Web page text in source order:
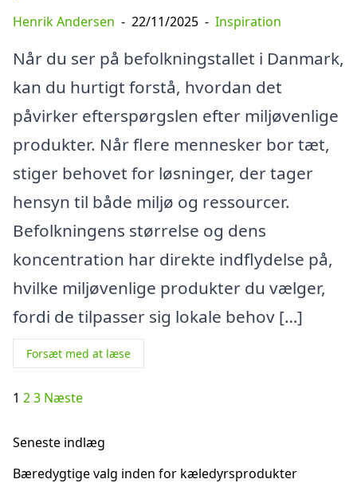
Henrik Andersen - 22/11/2025 - Inspiration
Når du ser på befolkningstallet i Danmark,
kan du hurtigt forstå, hvordan det
påvirker efterspørgslen efter miljøvenlige
produkter. Når flere mennesker bor tæt,
stiger behovet for løsninger, der tager
hensyn til både miljø og ressourcer.
Befolkningens størrelse og dens
koncentration har direkte indflydelse på,
hvilke miljøvenlige produkter du vælger,
fordi de tilpasser sig lokale behov […]
Forsæt med at læse
Indlægsinddeling
1 23 Næste
Seneste indlæg
Bæredygtige valg inden for kæledyrsprodukter